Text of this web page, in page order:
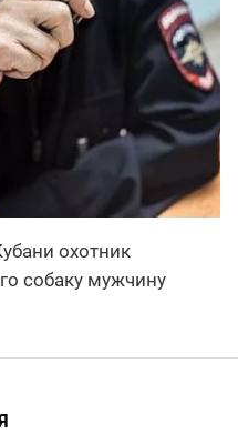
охотник
собаку мужчину